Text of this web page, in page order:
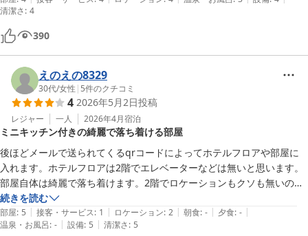
ので、湯舟があったほうがよかったなとは思いましたが、シャワーは湯
量も十分でまずまず快適でした。無人ホテルとのことで、ちょっと不安
でしたが、特段問題なしでした。
清潔さ: 4
390
えのえの8329
30代/女性 | 5件のクチコミ
4 2026年5月2日投稿
レジャー 一人 2026年4月宿泊
ミニキッチン付きの綺麗で落ち着ける部屋
後ほどメールで送られてくるqrコードによってホテルフロアや部屋に
入れます。ホテルフロアは2階でエレベーターなどは無いと思います。
部屋自体は綺麗で落ち着けます。2階でロケーションもクソも無いので
窓は曇りガラス加工されており、カーテンを閉めずに寝て朝日で起きる
なんてことが出来て地味に良かったです。
設備に関しては、湯船がないですがミニキッチンのようなものが部屋に
続きを読む
部屋: 5 | 接客・サービス: 1 | ロケーション: 2 | 朝食: - | 夕食: - |
温泉・お風呂: - | 設備: 5 | 清潔さ: 5